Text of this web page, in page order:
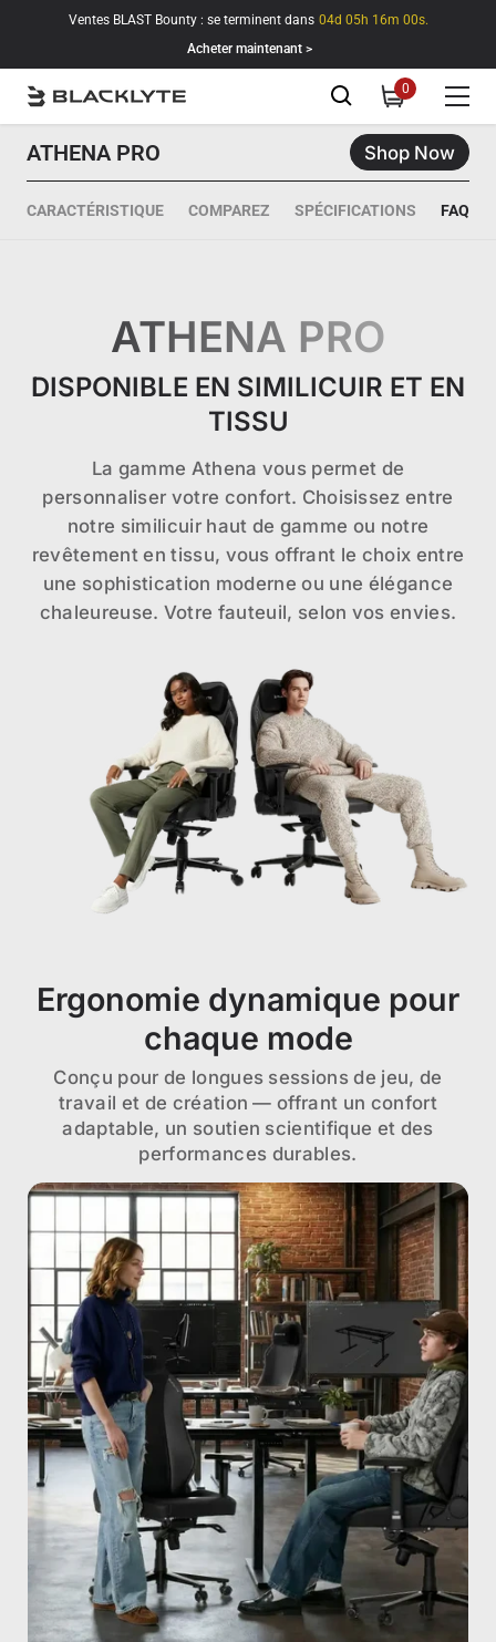
Passer au contenu
Ventes BLAST Bounty : se terminent dans 04d 05h 15m 58s.
Acheter maintenant >
00
ATHENA PRO Shop Now
CARACTÉRISTIQUE COMPAREZ SPÉCIFICATIONS FAQ
ATHENA PRO
DISPONIBLE EN SIMILICUIR ET EN
TISSU
La gamme Athena vous permet de
personnaliser votre confort. Choisissez entre
notre similicuir haut de gamme ou notre
revêtement en tissu, vous offrant le choix entre
une sophistication moderne ou une élégance
chaleureuse. Votre fauteuil, selon vos envies.
Ergonomie dynamique pour
chaque mode
Conçu pour de longues sessions de jeu, de
travail et de création — offrant un confort
adaptable, un soutien scientifique et des
performances durables.